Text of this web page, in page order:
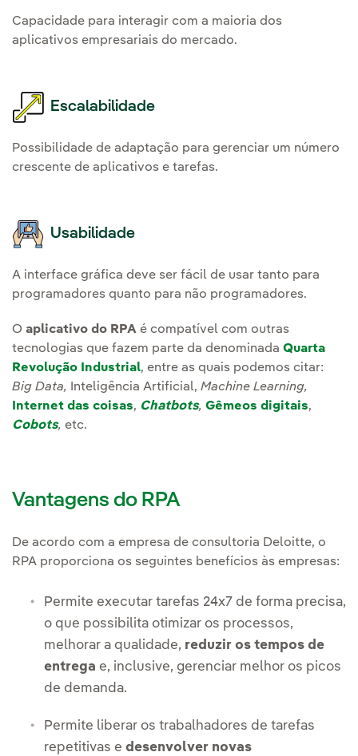
Capacidade para interagir com a maioria dos
aplicativos empresariais do mercado.
Escalabilidade
Possibilidade de adaptação para gerenciar um número
crescente de aplicativos e tarefas.
Usabilidade
A interface gráfica deve ser fácil de usar tanto para
programadores quanto para não programadores.
O aplicativo do RPA é compatível com outras
tecnologias que fazem parte da denominada Quarta
Revolução Industrial, entre as quais podemos citar:
Big Data, Inteligência Artificial, Machine Learning,
Internet das coisas, Chatbots, Gêmeos digitais,
Cobots, etc.
Vantagens do RPA
De acordo com a empresa de consultoria Deloitte, o
RPA proporciona os seguintes benefícios às empresas:
Permite executar tarefas 24x7 de forma precisa,
o que possibilita otimizar os processos,
melhorar a qualidade, reduzir os tempos de
entrega e, inclusive, gerenciar melhor os picos
de demanda.
Permite liberar os trabalhadores de tarefas
repetitivas e desenvolver novas